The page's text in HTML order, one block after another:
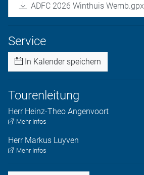
ADFC 2026 Winthuis Wemb.gpx
Service
In Kalender speichern
Tourenleitung
Herr Heinz-Theo Angenvoort
Mehr Infos
Herr Markus Luyven
Mehr Infos